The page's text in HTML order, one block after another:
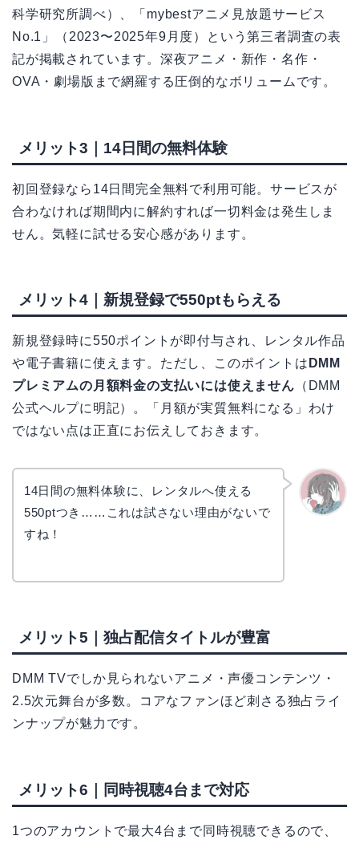
科学研究所調べ）、「mybestアニメ見放題サービス
No.1」（2023〜2025年9月度）という第三者調査の表
記が掲載されています。深夜アニメ・新作・名作・
OVA・劇場版まで網羅する圧倒的なボリュームです。
メリット3｜14日間の無料体験
初回登録なら14日間完全無料で利用可能。サービスが
合わなければ期間内に解約すれば一切料金は発生しま
せん。気軽に試せる安心感があります。
メリット4｜新規登録で550ptもらえる
新規登録時に550ポイントが即付与され、レンタル作品
や電子書籍に使えます。ただし、このポイントは DMM
プレミアムの月額料金の支払いには使えません （DMM
公式ヘルプに明記）。「月額が実質無料になる」わけ
ではない点は正直にお伝えしておきます。
14日間の無料体験に、レンタルへ使える
550ptつき……これは試さない理由がないで
すね！
メリット5｜独占配信タイトルが豊富
DMM TVでしか見られないアニメ・声優コンテンツ・
2.5次元舞台が多数。コアなファンほど刺さる独占ライ
ンナップが魅力です。
メリット6｜同時視聴4台まで対応
1つのアカウントで最大4台まで同時視聴できるので、